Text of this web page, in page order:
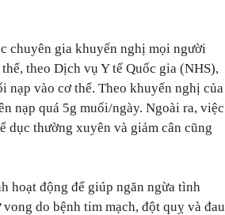
chuyên gia khuyến nghị mọi người
theo Dịch vụ Y tế Quốc gia (NHS),
vào cơ thể. Theo khuyến nghị của
nạp quá 5g muối/ngày. Ngoài ra, việc
dục thường xuyên và giảm cân cũng
hoạt động để giúp ngăn ngừa tình
do bệnh tim mạch, đột quỵ và đau